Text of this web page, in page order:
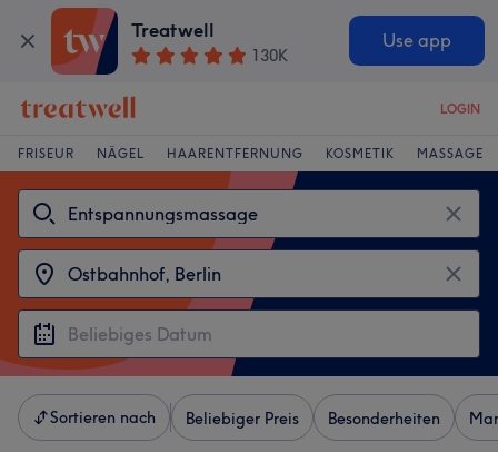
Treatwell
130K
Use app
LOGIN
FRISEUR NÄGEL HAARENTFERNUNG KOSMETIK MASSAGE
Sortieren nach Beliebiger Preis Besonderheiten